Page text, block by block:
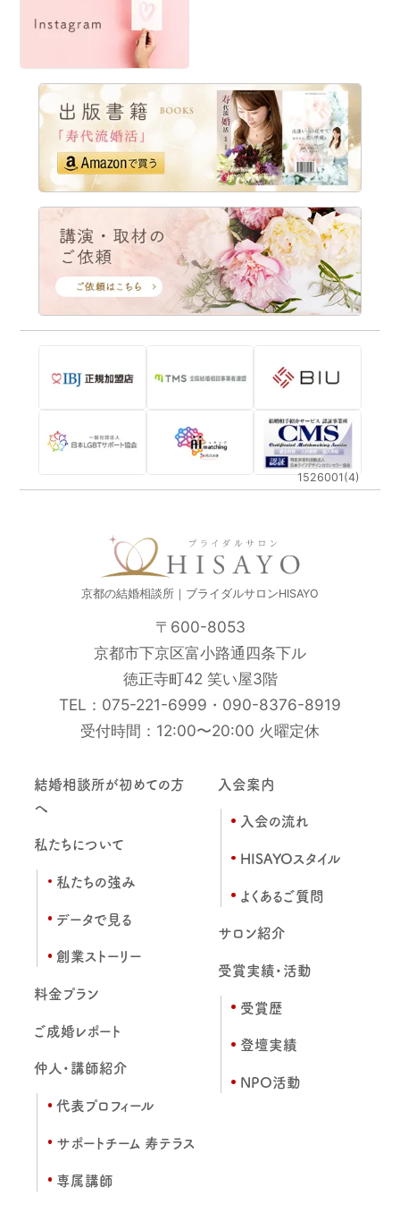
1526001(4)
京都の結婚相談所｜ブライダルサロンHISAYO
〒600-8053
京都市下京区富小路通四条下ル
徳正寺町42 笑い屋3階
TEL： 075-221-6999 ・ 090-8376-8919
受付時間：12:00〜20:00 火曜定休
結婚相談所が初めての方
へ
私たちについて
私たちの強み
データで見る
創業ストーリー
料金プラン
ご成婚レポート
仲人・講師紹介
代表プロフィール
サポートチーム 寿テラス
専属講師
入会案内
入会の流れ
HISAYOスタイル
よくあるご質問
サロン紹介
受賞実績・活動
受賞歴
登壇実績
NPO活動